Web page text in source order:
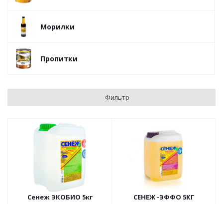
Морилки
Пропитки
Фильтр
Сенеж ЭКОБИО 5кг СЕНЕЖ -ЭФФО 5КГ